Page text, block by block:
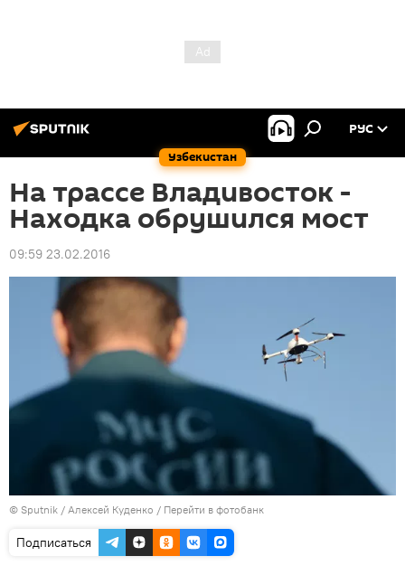
Узбекистан
РУС
На трассе Владивосток -
Находка обрушился мост
09:59 23.02.2016
© Sputnik / Алексей Куденко / Перейти в фотобанк
Подписаться